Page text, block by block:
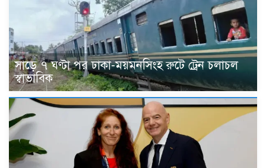
সাড়ে ৭ ঘণ্টা পর ঢাকা-ময়মনসিংহ রুটে ট্রেন চলাচল
স্বাভাবিক